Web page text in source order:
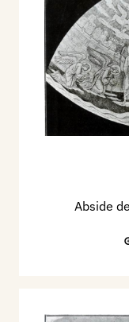
Abside